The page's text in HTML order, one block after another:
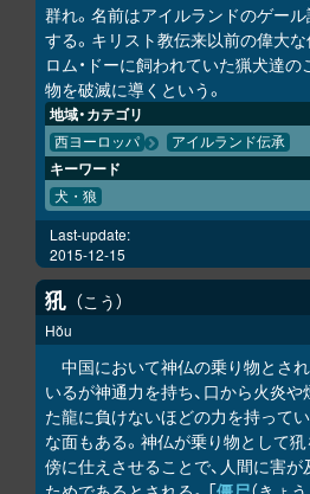
群れ。名前はアイルランドのゲール
する。キリスト教伝来以前の偉大
ロム・ドーに飼われていた猟犬達の
物を破滅に導くという。
地域・カテゴリ
西ヨーロッパ アイルランド伝承
キーワード
犬・狼
Last-update:
2015-12-15
犼 こう
Hŏu
中国において神仏の乗り物とさ
いるが神通力を持ち、口から火炎
た龍に負けないほどの力を持って
な面もある。神仏が乗り物として
傍に仕えさせることで、人間に害